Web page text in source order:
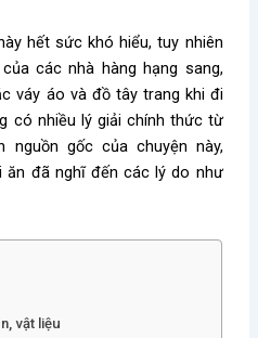
hết sức khó hiểu, tuy nhiên
các nhà hàng hạng sang,
váy áo và đồ tây trang khi đi
có nhiều lý giải chính thức từ
nguồn gốc của chuyện này,
ăn đã nghĩ đến các lý do như
vật liệu